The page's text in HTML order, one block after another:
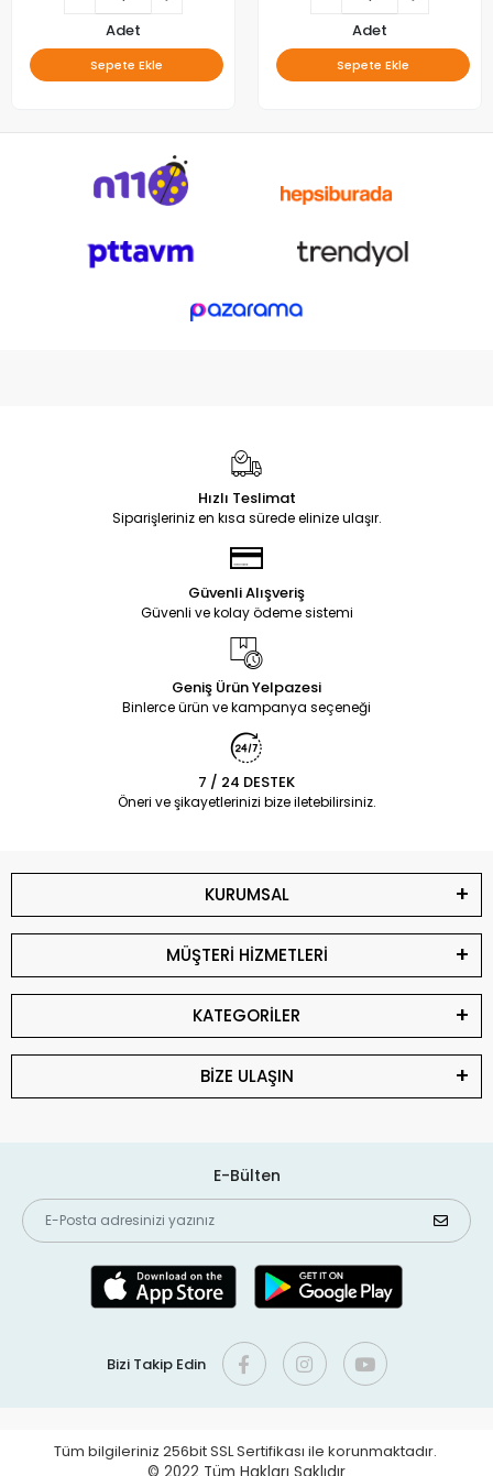
Adet
Sepete Ekle
Adet
Sepete Ekle
Hızlı Teslimat
Siparişleriniz en kısa sürede elinize ulaşır.
Güvenli Alışveriş
Güvenli ve kolay ödeme sistemi
Geniş Ürün Yelpazesi
Binlerce ürün ve kampanya seçeneği
7 / 24 DESTEK
Öneri ve şikayetlerinizi bize iletebilirsiniz.
KURUMSAL
MÜŞTERİ HİZMETLERİ
KATEGORİLER
BİZE ULAŞIN
E-Bülten
Bizi Takip Edin
Tüm bilgileriniz 256bit SSL Sertifikası ile korunmaktadır.